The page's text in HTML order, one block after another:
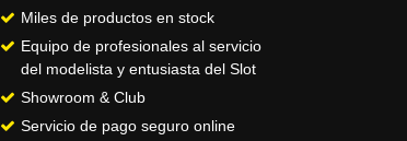
Miles de productos en stock
Equipo de profesionales al servicio
del modelista y entusiasta del Slot
Showroom & Club
Servicio de pago seguro online